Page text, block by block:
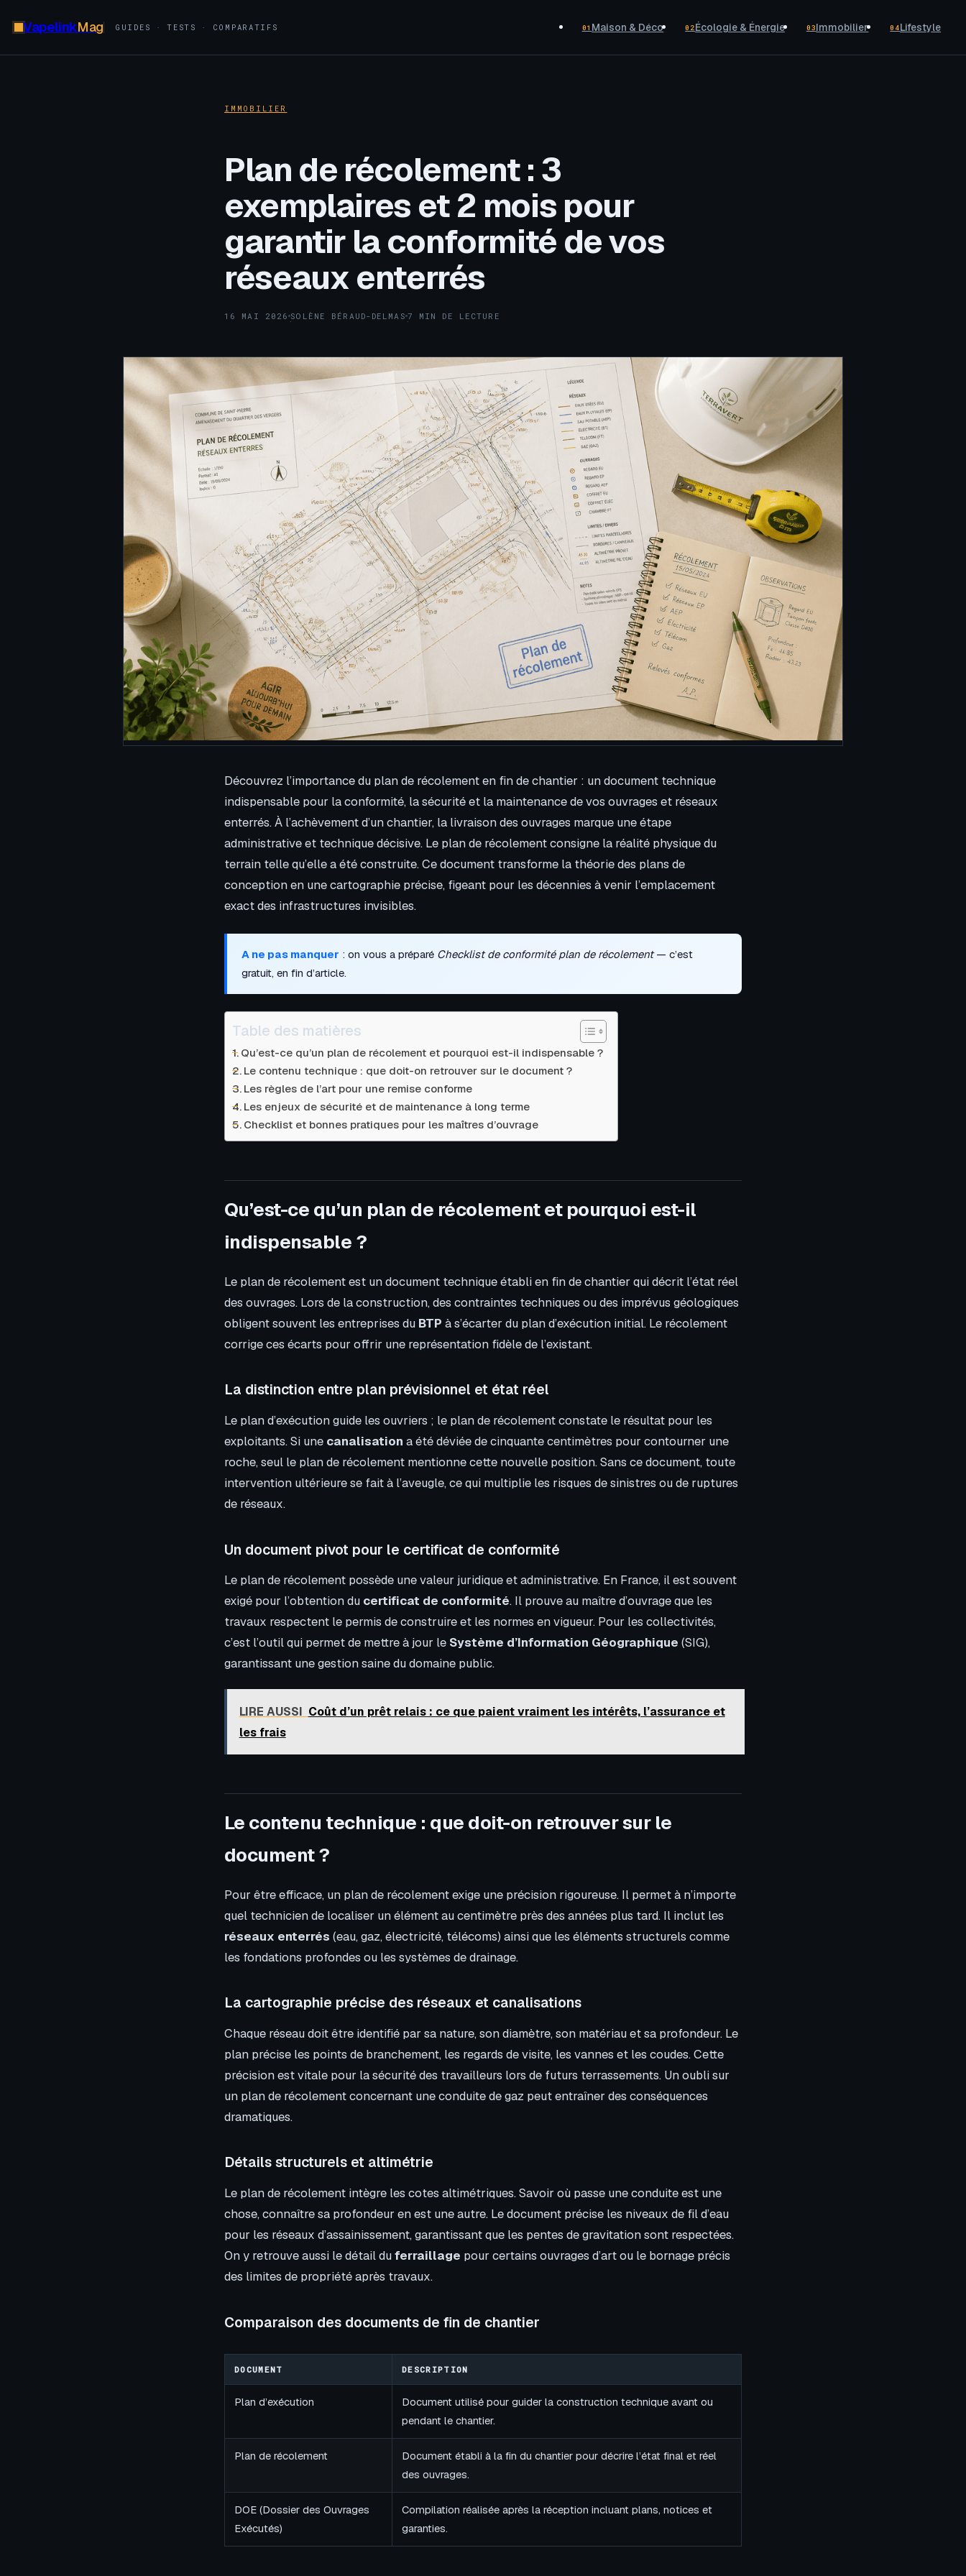
VapelinkMag GUIDES · TESTS · COMPARATIFS 01 Maison & Déco 02Écologie & Énergie 03Immobilier 04Lifestyle
IMMOBILIER
Plan de récolement : 3
exemplaires et 2 mois pour
garantir la conformité de vos
réseaux enterrés
16 MAI 2026·SOLÈNE BÉRAUD-DELMAS ·
7 MIN DE LECTURE
Découvrez l’importance du plan de récolement en fin de chantier : un document technique
indispensable pour la conformité, la sécurité et la maintenance de vos ouvrages et réseaux
enterrés. À l’achèvement d’un chantier, la livraison des ouvrages marque une étape
administrative et technique décisive. Le plan de récolement consigne la réalité physique du
terrain telle qu’elle a été construite. Ce document transforme la théorie des plans de
conception en une cartographie précise, figeant pour les décennies à venir l’emplacement
exact des infrastructures invisibles.
A ne pas manquer : on vous a préparé Checklist de conformité plan de récolement— c’est
gratuit, en fin d’article.
Table des matières
Qu’est-ce qu’un plan de récolement et pourquoi est-il indispensable ?
Le contenu technique : que doit-on retrouver sur le document ?
Les règles de l’art pour une remise conforme
Les enjeux de sécurité et de maintenance à long terme
Checklist et bonnes pratiques pour les maîtres d’ouvrage
Qu’est-ce qu’un plan de récolement et pourquoi est-il
indispensable ?
Le plan de récolement est un document technique établi en fin de chantier qui décrit l’état réel
des ouvrages. Lors de la construction, des contraintes techniques ou des imprévus géologiques
obligent souvent les entreprises du BTP à s’écarter du plan d’exécution initial. Le récolement
corrige ces écarts pour offrir une représentation fidèle de l’existant.
La distinction entre plan prévisionnel et état réel
Le plan d’exécution guide les ouvriers ; le plan de récolement constate le résultat pour les
exploitants. Si une canalisation a été déviée de cinquante centimètres pour contourner une
roche, seul le plan de récolement mentionne cette nouvelle position. Sans ce document, toute
intervention ultérieure se fait à l’aveugle, ce qui multiplie les risques de sinistres ou de ruptures
de réseaux.
Un document pivot pour le certificat de conformité
Le plan de récolement possède une valeur juridique et administrative. En France, il est souvent
exigé pour l’obtention du certificat de conformité. Il prouve au maître d’ouvrage que les
travaux respectent le permis de construire et les normes en vigueur. Pour les collectivités,
c’est l’outil qui permet de mettre à jour le Système d’Information Géographique (SIG),
garantissant une gestion saine du domaine public.
LIRE AUSSI Coût d’un prêt relais : ce que paient vraiment les intérêts, l’assurance et
les frais
Le contenu technique : que doit-on retrouver sur le
document ?
Pour être efficace, un plan de récolement exige une précision rigoureuse. Il permet à n’importe
quel technicien de localiser un élément au centimètre près des années plus tard. Il inclut les
réseaux enterrés (eau, gaz, électricité, télécoms) ainsi que les éléments structurels comme
les fondations profondes ou les systèmes de drainage.
La cartographie précise des réseaux et canalisations
Chaque réseau doit être identifié par sa nature, son diamètre, son matériau et sa profondeur. Le
plan précise les points de branchement, les regards de visite, les vannes et les coudes. Cette
précision est vitale pour la sécurité des travailleurs lors de futurs terrassements. Un oubli sur
un plan de récolement concernant une conduite de gaz peut entraîner des conséquences
dramatiques.
Détails structurels et altimétrie
Le plan de récolement intègre les cotes altimétriques. Savoir où passe une conduite est une
chose, connaître sa profondeur en est une autre. Le document précise les niveaux de fil d’eau
pour les réseaux d’assainissement, garantissant que les pentes de gravitation sont respectées.
On y retrouve aussi le détail duferraillage pour certains ouvrages d’art ou le bornage précis
des limites de propriété après travaux.
Comparaison des documents de fin de chantier
DOCUMENT DESCRIPTION
Plan d’exécution
Document utilisé pour guider la construction technique avant ou
pendant le chantier.
Plan de récolement
Document établi à la fin du chantier pour décrire l’état final et réel
des ouvrages.
DOE (Dossier des Ouvrages
Exécutés)
Compilation réalisée après la réception incluant plans, notices et
garanties.